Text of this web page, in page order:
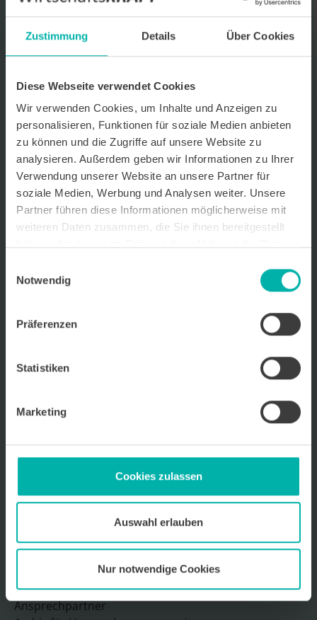
Zustimmung Details Über Cookies
Diese Webseite verwendet Cookies
Wir verwenden Cookies, um Inhalte und Anzeigen zu
personalisieren, Funktionen für soziale Medien anbieten
zu können und die Zugriffe auf unsere Website zu
analysieren. Außerdem geben wir Informationen zu Ihrer
Verwendung unserer Website an unsere Partner für
soziale Medien, Werbung und Analysen weiter. Unsere
Partner führen diese Informationen möglicherweise mit
weiteren Daten zusammen, die Sie ihnen bereitgestellt
Notwendig
Präferenzen
Statistiken
Marketing
Cookies zulassen
Auswahl erlauben
Nur notwendige Cookies
Ich stimme zu, dass ich monatlich den kostenlosen Newsletter
WirtschaftsKRAFT der INFO - Das Magazin Pforzheim GmbH
erhalte. Um die Inhalte des Newsletters besser auf meine
hierfür mein personenbezogenes Nutzungsverhalten des
Newsletters zu erfassen und auszuwerten. Der Newsletter enthält
begleitende Werbeinformationen zu Produkten und
Dienstleistungen lokal ansässiger Werbekunden. Ich kann meine
Einwilligung jederzeit kostenfrei für die Zukunft durch den in jedem
Newsletter enthaltenen Abmeldelink oder per E-Mail an info@info-
pforzheim.de widerrufen. Meine E-Mail-Adresse wird ausschließlich
zur Zustellung des Newsletters genutzt. Detaillierte Informationen
zum Umgang mit Ihren Daten und der von uns eingesetzten
Newsletter-Software Cleverreach finden Sie in unserer
Datenschutzerklärung.
Wirtschafts
Kontakt
Impressum
Sitemap
Kontakt
Ansprechpartner